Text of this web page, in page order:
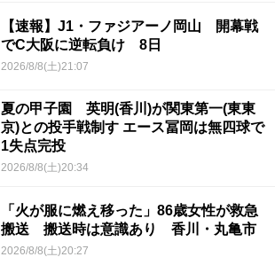
【速報】J1・ファジアーノ岡山 開幕戦
でC大阪に逆転負け 8日
2026/8/8(土)21:07
夏の甲子園 英明(香川)が関東第一(東東
京)との投手戦制す エース冨岡は無四球で
1失点完投
2026/8/8(土)20:34
「火が服に燃え移った」86歳女性が救急
搬送 搬送時は意識あり 香川・丸亀市
2026/8/8(土)20:27